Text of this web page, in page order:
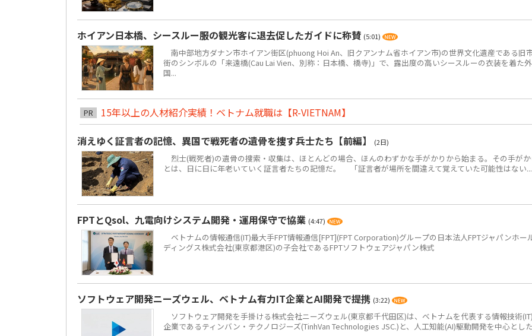
ホイアン日本橋、シースルー服の観光客に退去促したガイドに称賛 (5:01)
南中部地方ダナン市ホイアン街区(phuong Hoi An、旧クアンナム省ホイアン市)の世界文化遺産である旧
街のシンボルの「来遠橋(Cau Lai Vien、別称：日本橋、橋寺)」で、露出度の高いシースルーの衣装を着た外
国...
PR
15年以上の人材紹介実績！ベトナム就職は【R-VIETNAM】
消えゆく証言者の記憶、異国で戦死者の遺骨を捜す兵士たち【前編】
(2日)
烈士(戦死者)の遺骨の捜索・収集は、ほとんどの場合、ほんのわずかな手がかりから始まる。その手がか
とは、日に日に年老いていく証言者たちの記憶だ。 「証言者が場所を間違えて覚えていた可能性はない...
FPTとQsol、九電向けシステム開発・運用保守で協業 (4:47)
ベトナムの情報通信(IT)最大手FPT情報通信[FPT](FPT Corporation)グループの日本法人FPTジャパンホー
ディングス株式会社(東京都港区)の子会社であるFPTソフトウェアジャパン株式
ソフトウェア開発ニーズウェル、ベトナム有力IT企業とAI開発で提携 (3:22)
ソフトウェア開発を手掛ける株式会社ニーズウェル(東京都千代田区)は、ベトナムを代表する情報技術(IT)
企業であるティンバン・テクノロジーズ(TinhVan Technologies JSC.)と、人工知能(AI)駆動開発を中心とし